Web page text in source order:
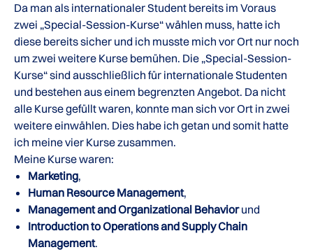
Da man als internationaler Student bereits im Voraus
zwei „Special-Session-Kurse“ wählen muss, hatte ich
diese bereits sicher und ich musste mich vor Ort nur noch
um zwei weitere Kurse bemühen. Die „Special-Session-
Kurse“ sind ausschließlich für internationale Studenten
und bestehen aus einem begrenzten Angebot. Da nicht
alle Kurse gefüllt waren, konnte man sich vor Ort in zwei
weitere einwählen. Dies habe ich getan und somit hatte
ich meine vier Kurse zusammen.
Meine Kurse waren:
Marketing,
Human Resource Management,
Management and Organizational Behaviorund
Introduction to Operations and Supply Chain
Management.